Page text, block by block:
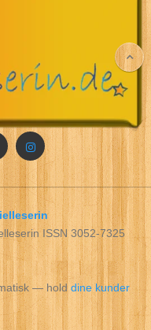
ISSN 3052-7325
— holddine kunder